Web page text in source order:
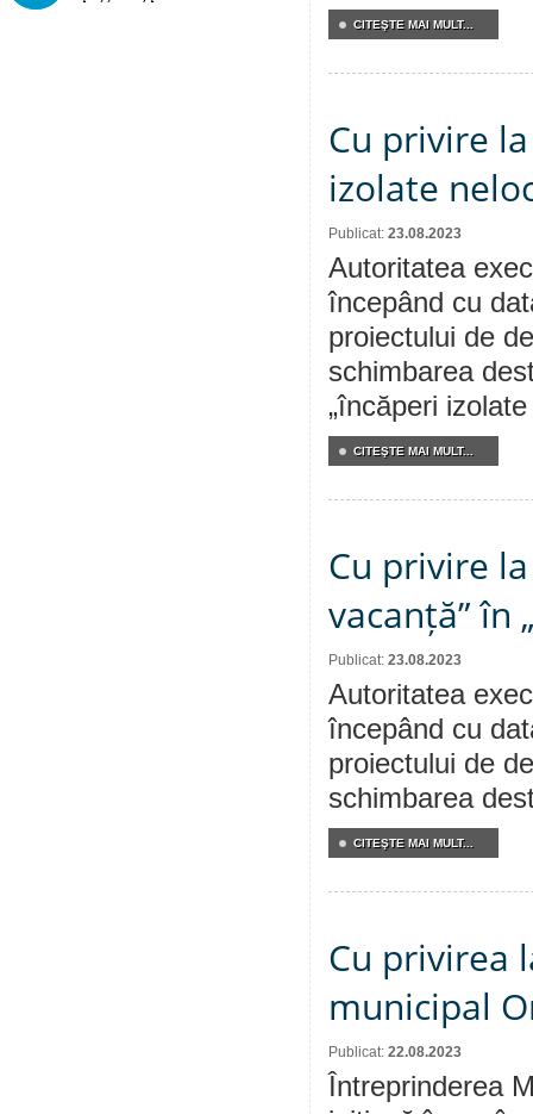
CITEŞTE MAI MULT...
Cu privire
izolate
Publicat: 23.08.2023
Autoritatea
începând cu
proiectului de
schimbarea
„încăperi
CITEŞTE MAI MULT...
Cu privire
vacanță” în
Publicat: 23.08.2023
Autoritatea
începând cu
proiectului de
schimbarea
CITEŞTE MAI MULT...
Cu privirea
municipal
Publicat: 22.08.2023
Întreprinderea